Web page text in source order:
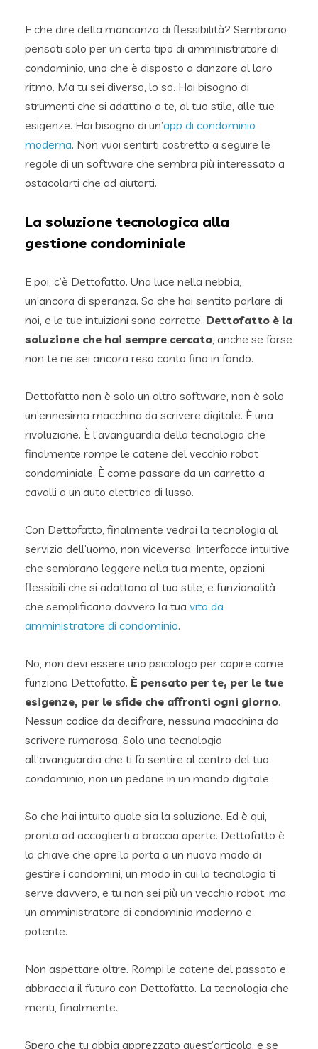
E che dire della mancanza di flessibilità? Sembrano
pensati solo per un certo tipo di amministratore di
condominio, uno che è disposto a danzare al loro
ritmo. Ma tu sei diverso, lo so. Hai bisogno di
strumenti che si adattino a te, al tuo stile, alle tue
esigenze. Hai bisogno di un’app di condominio
moderna. Non vuoi sentirti costretto a seguire le
regole di un software che sembra più interessato a
ostacolarti che ad aiutarti.
La soluzione tecnologica alla
gestione condominiale
E poi, c’è Dettofatto. Una luce nella nebbia,
un’ancora di speranza. So che hai sentito parlare di
noi, e le tue intuizioni sono corrette. Dettofatto è la
soluzione che hai sempre cercato , anche se forse
non te ne sei ancora reso conto fino in fondo.
Dettofatto non è solo un altro software, non è solo
un’ennesima macchina da scrivere digitale. È una
rivoluzione. È l’avanguardia della tecnologia che
finalmente rompe le catene del vecchio robot
condominiale. È come passare da un carretto a
cavalli a un’auto elettrica di lusso.
Con Dettofatto, finalmente vedrai la tecnologia al
servizio dell’uomo, non viceversa. Interfacce intuitive
che sembrano leggere nella tua mente, opzioni
flessibili che si adattano al tuo stile, e funzionalità
che semplificano davvero la tua vita da
amministratore di condominio.
No, non devi essere uno psicologo per capire come
funziona Dettofatto. È pensato per te, per le tue
esigenze, per le sfide che affronti ogni giorno.
Nessun codice da decifrare, nessuna macchina da
scrivere rumorosa. Solo una tecnologia
all’avanguardia che ti fa sentire al centro del tuo
condominio, non un pedone in un mondo digitale.
So che hai intuito quale sia la soluzione. Ed è qui,
pronta ad accoglierti a braccia aperte. Dettofatto è
la chiave che apre la porta a un nuovo modo di
gestire i condomini, un modo in cui la tecnologia ti
serve davvero, e tu non sei più un vecchio robot, ma
un amministratore di condominio moderno e
potente.
Non aspettare oltre. Rompi le catene del passato e
abbraccia il futuro con Dettofatto. La tecnologia che
meriti, finalmente.
Spero che tu abbia apprezzato quest’articolo, e se